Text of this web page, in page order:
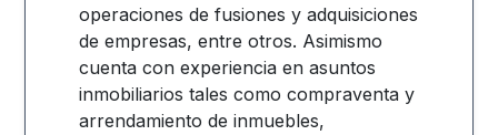
operaciones de fusiones y adquisiciones
de empresas, entre otros. Asimismo
cuenta con experiencia en asuntos
inmobiliarios tales como compraventa y
arrendamiento de inmuebles,